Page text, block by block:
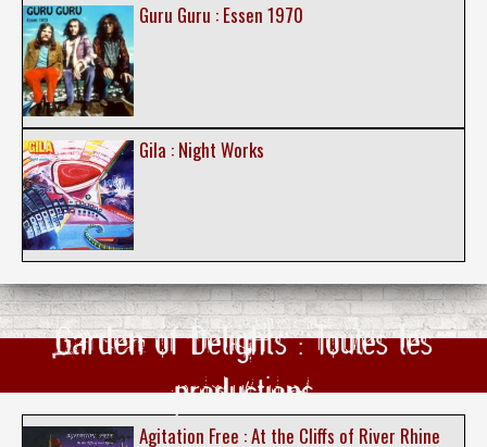
Guru Guru : Essen 1970
Gila : Night Works
Garden of Delights : Toutes les
productions
Agitation Free : At the Cliffs of River Rhine